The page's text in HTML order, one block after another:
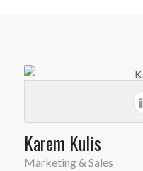
Karem Kulis
Marketing & Sales